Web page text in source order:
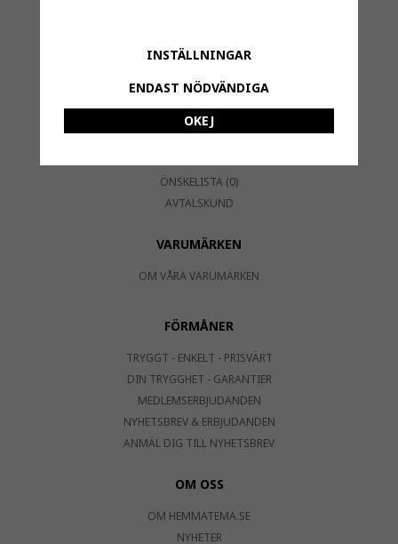
VILLKOR SMS UTSKICK
KONTAKTA OSS / CONTACT
MINA SIDOR
ÖNSKELISTA (0)
AVTALSKUND
VARUMÄRKEN
OM VÅRA VARUMÄRKEN
FÖRMÅNER
TRYGGT - ENKELT - PRISVÄRT
DIN TRYGGHET - GARANTIER
MEDLEMSERBJUDANDEN
NYHETSBREV & ERBJUDANDEN
ANMÄL DIG TILL NYHETSBREV
OM OSS
OM HEMMATEMA.SE
NYHETER
INSTÄLLNINGAR
ENDAST NÖDVÄNDIGA
OKEJ